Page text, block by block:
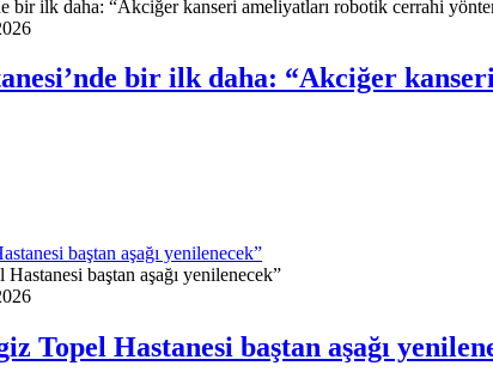
bir ilk daha: “Akciğer
baştan aşağı yenilenecek”
Topel Hastanesi baştan aşağı